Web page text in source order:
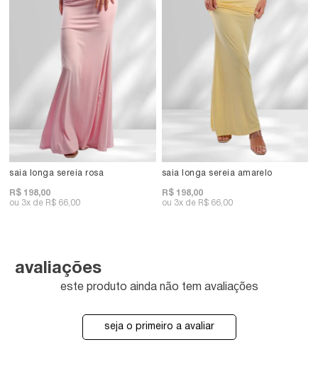
saia longa sereia rosa
R$ 198,00
3x R$ 66,00
saia longa sereia amarelo
R$ 198,00
3x R$ 66,00
avaliações
este produto ainda não tem avaliações
seja o primeiro a avaliar